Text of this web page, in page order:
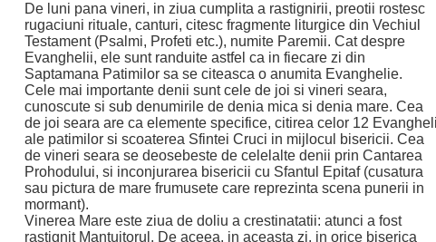
De luni pana vineri, in ziua cumplita a rastignirii, preotii rostesc
rugaciuni rituale, canturi, citesc fragmente liturgice din Vechiul
Testament (Psalmi, Profeti etc.), numite Paremii. Cat despre
Evanghelii, ele sunt randuite astfel ca in fiecare zi din
Saptamana Patimilor sa se citeasca o anumita Evanghelie.
Cele mai importante denii sunt cele de joi si vineri seara,
cunoscute si sub denumirile de denia mica si denia mare. Cea
de joi seara are ca elemente specifice, citirea celor 12
ale patimilor si scoaterea Sfintei Cruci in mijlocul bisericii. Cea
de vineri seara se deosebeste de celelalte denii prin Cantarea
Prohodului, si inconjurarea bisericii cu Sfantul Epitaf (cusatura
sau pictura de mare frumusete care reprezinta scena punerii in
mormant).
Vinerea Mare este ziua de doliu a crestinatatii: atunci a fost
rastignit Mantuitorul. De aceea, in aceasta zi, in orice biserica